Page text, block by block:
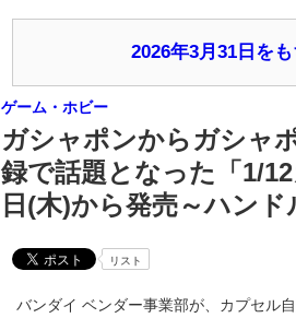
2026年3月31日を
ゲーム・ホビー
ガシャポンからガシャ
録で話題となった「1/
日(木)から発売～ハン
リスト
バンダイ ベンダー事業部が、カプセル